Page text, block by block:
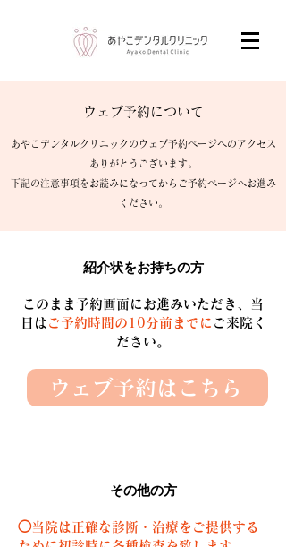
​ウェブ予約について
あやこデンタルクリニックのウェブ予約ページへのアクセス
ありがとうございます。​
​下記の注意事項をお読みになってからご予約ページへお進み
ください。
紹介状をお持ちの方
このまま予約画面にお進みいただき、当
日は ご予約時間の10分前までに ご来院く
ださい。
ウェブ予約はこちら
その他の方
◯当院は正確な診断・治療をご提供する